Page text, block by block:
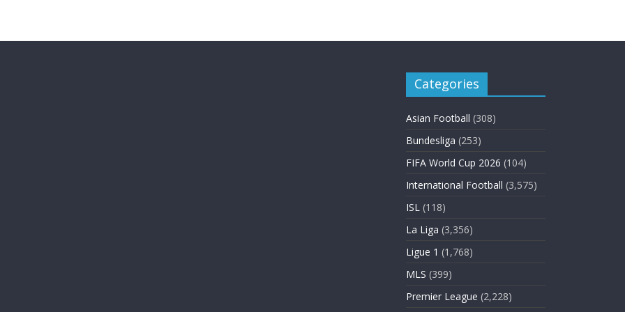
Categories
Asian Football (308)
Bundesliga (253)
FIFA World Cup 2026 (104)
International Football (3,575)
ISL (118)
La Liga (3,356)
Ligue 1 (1,768)
MLS (399)
Premier League (2,228)